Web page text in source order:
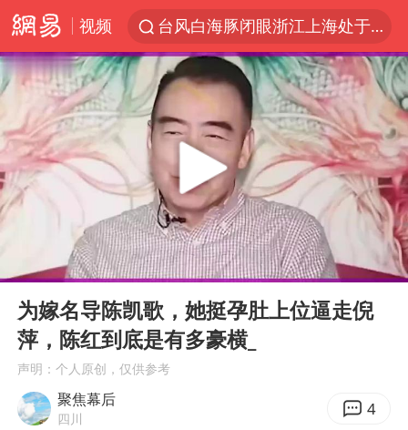
视频
台风白海豚闭眼浙江上海处于危险半圆
香港宏福苑火灾或由烟头引起
四川宜宾市珙县发生3.4级地震
中国父女泰国骑摩托车坠崖1死1伤
网约车司机充电时猝死保险拒赔
周末打虎 宋致远被查
白海豚将正面袭击贯穿浙江
浙江台州《告全体市民书》
多所高校取消艺考
多个明星演唱会取消
刘浩存百花奖开幕式红裙起舞
Play
00:00 03:31
为嫁名导陈凯歌，她挺孕肚上位逼走倪
萍，陈红到底是有多豪横_
声明：个人原创，仅供参考
聚焦幕后
四川 4